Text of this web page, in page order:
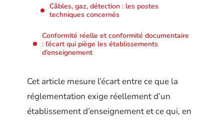
Câbles, gaz, détection : les postes
techniques concernés
Conformité réelle et conformité documentaire
: l’écart qui piège les établissements
d’enseignement
Cet article mesure l’écart entre ce que la
réglementation exige réellement d’un
établissement d’enseignement et ce qui, en